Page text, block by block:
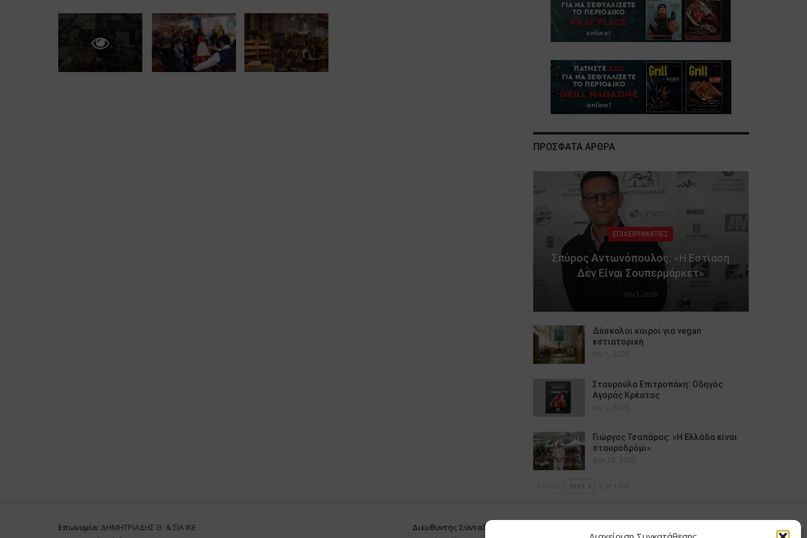
ΠΡΟΣΦΑΤΑ ΑΡΘΡΑ
ΕΠΙΧΕΙΡΗΜΑΤΙΕΣ
Σπύρος Αντωνόπουλος: «Η Εστίαση
Δεν Είναι Σουπερμάρκετ»
Ιαν 3, 2026
Δύσκολοι καιροί για vegan
εστιατορική
Ιαν 1, 2026
Σταυρούλα Επιτροπάκη: Οδηγός
Αγοράς Κρέατος
Ιαν 1, 2026
Γιώργος Τσαπάρας: «Η Ελλάδα είναι
σταυροδρόμι»
Δεκ 28, 2025
NEXT 1 of 1.118
Επωνυμία: ΔΗΜΗΤΡΙΑΔΗΣ Θ. & ΣΙΑ ΙΚΕ
Διευθυντής Σύνταξης: